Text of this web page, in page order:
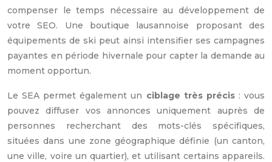
compenser le temps nécessaire au développement de
votre SEO. Une boutique lausannoise proposant des
équipements de ski peut ainsi intensifier ses campagnes
payantes en période hivernale pour capter la demande au
moment opportun.
Le SEA permet également un ciblage très précis: vous
pouvez diffuser vos annonces uniquement auprès de
personnes recherchant des mots-clés spécifiques,
situées dans une zone géographique définie (un canton,
une ville, voire un quartier), et utilisant certains appareils.